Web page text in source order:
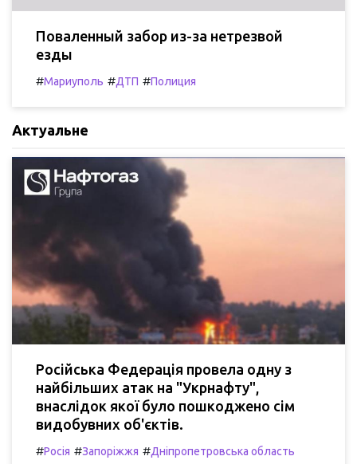
Поваленный забор из-за нетрезвой
езды
#Мариуполь #ДТП #Полиция
Актуальне
Російська Федерація провела одну з
найбільших атак на "Укрнафту",
внаслідок якої було пошкоджено сім
видобувних об'єктів.
#Росія #Запоріжжя #Дніпропетровська область